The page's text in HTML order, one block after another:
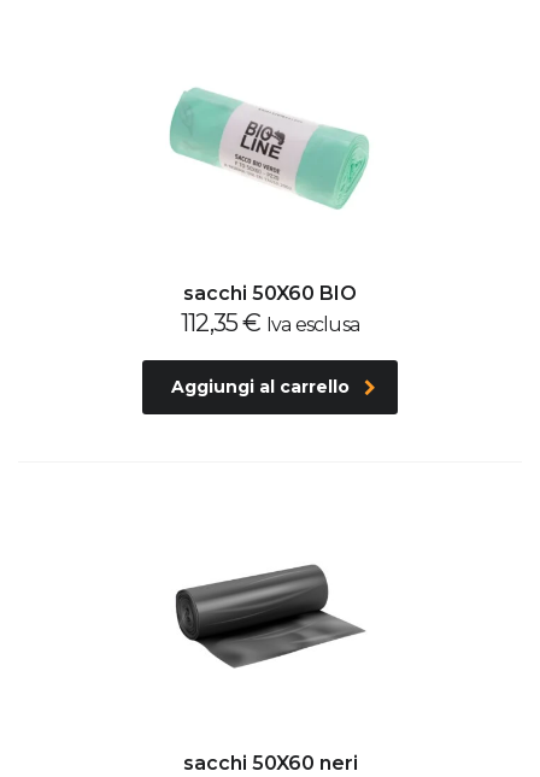
sacchi 50X60 BIO
112,35€ Iva esclusa
Aggiungi al carrello
sacchi 50X60 neri